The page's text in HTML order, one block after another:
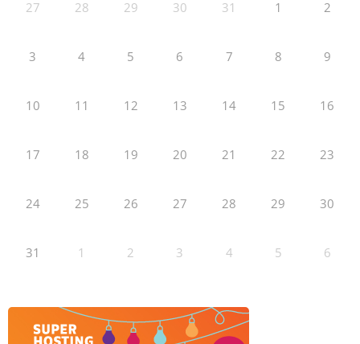
27 28 29 30 31 1 2
3 4 5 6 7 8 9
10 11 12 13 14 15 16
17 18 19 20 21 22 23
24 25 26 27 28 29 30
31 1 2 3 4 5 6